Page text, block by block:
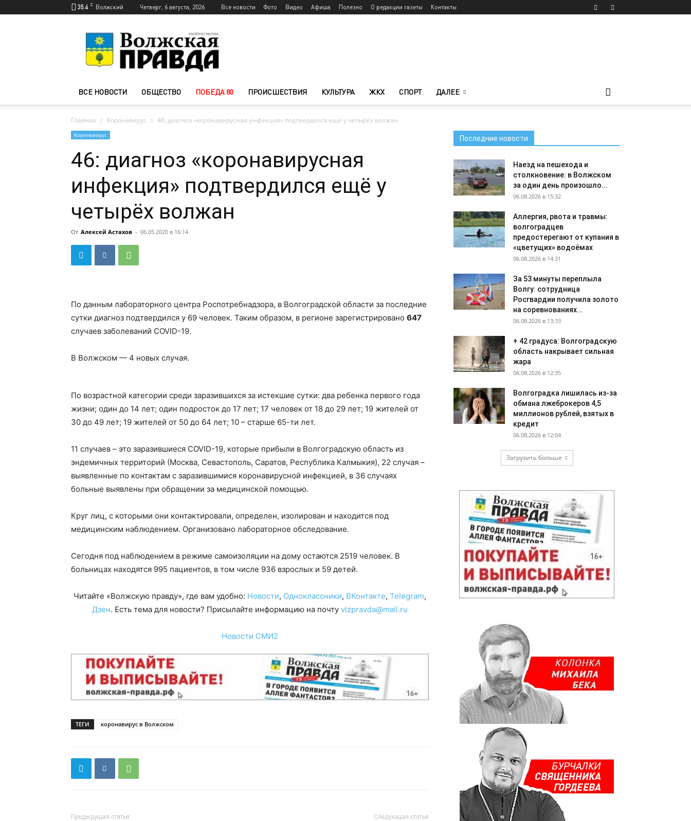
35.4 C Волжский Четверг, 6 августа, 2026 Все новости Фото Видео Афиша Полезно О редакции газеты Контакты
Волжского
—
Волжская
ВСЕ НОВОСТИ ОБЩЕСТВО ПОБЕДА 80 ПРОИСШЕСТВИЯ КУЛЬТУРА ЖКХ СПОРТ ДАЛЕЕ
Главная Коронавирус 46: диагноз «коронавирусная инфекция» подтвердился ещё у четырёх волжан
Коронавирус
46: диагноз «коронавирусная
инфекция» подтвердился ещё у
четырёх волжан
От Алексей Астахов - 06.05.2020 в 16:14
По данным лабораторного центра Роспотребнадзора, в Волгоградской области за последние
сутки диагноз подтвердился у 69 человек. Таким образом, в регионе зарегистрировано 647
случаев заболеваний COVID-19.
В Волжском — 4 новых случая.
По возрастной категории среди заразившихся за истекшие сутки: два ребенка первого года
жизни; один до 14 лет; один подросток до 17 лет; 17 человек от 18 до 29 лет; 19 жителей от
30 до 49 лет; 19 жителей от 50 до 64 лет; 10 – старше 65-ти лет.
11 случаев – это заразившиеся COVID-19, которые прибыли в Волгоградскую область из
эндемичных территорий (Москва, Севастополь, Саратов, Республика Калмыкия), 22 случая –
выявленные по контактам с заразившимися коронавирусной инфекцией, в 36 случаях
больные выявлены при обращении за медицинской помощью.
Круг лиц, с которыми они контактировали, определен, изолирован и находится под
медицинским наблюдением. Организовано лабораторное обследование.
Сегодня под наблюдением в режиме самоизоляции на дому остаются 2519 человек. В
больницах находятся 995 пациентов, в том числе 936 взрослых и 59 детей.
Читайте «Волжскую правду», где вам удобно: Новости, Одноклассники, ВКонтакте, Telegram,
Дзен. Есть тема для новости? Присылайте информацию на почту vlzpravda@mail.ru
Новости СМИ2
ТЕГИ коронавирус в Волжском
Предыдущая статья Следующая статья
Последние новости
Наезд на пешехода и
столкновение: в Волжском
за один день произошло...
06.08.2026 в 15:32
Аллергия, рвота и травмы:
волгоградцев
предостерегают от купания в
«цветущих» водоёмах
06.08.2026 в 14:31
За 53 минуты переплыла
Волгу: сотрудница
Росгвардии получила золото
на соревнованиях...
06.08.2026 в 13:33
+ 42 градуса: Волгоградскую
область накрывает сильная
жара
06.08.2026 в 12:35
Волгоградка лишилась из-за
обмана лжеброкеров 4,5
миллионов рублей, взятых в
кредит
06.08.2026 в 12:04
Загрузить больше